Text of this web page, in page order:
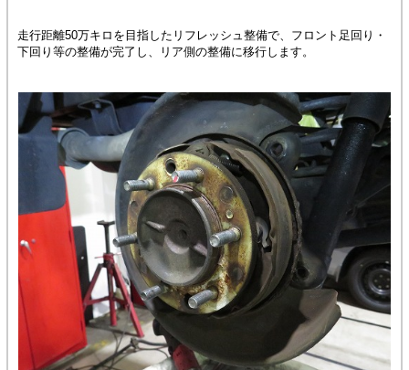
走行距離50万キロを目指したリフレッシュ整備で、フロント足回り・
下回り等の整備が完了し、リア側の整備に移行します。